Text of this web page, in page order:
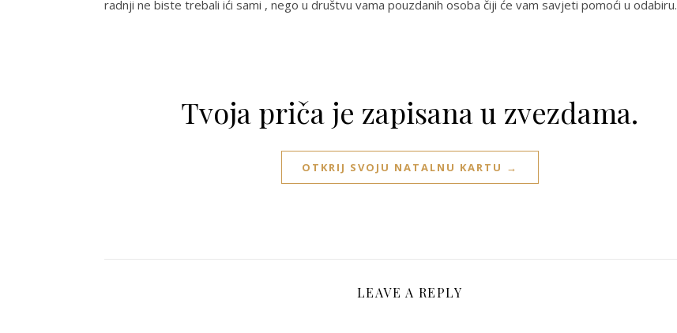
radnji ne biste trebali ići sami , nego u društvu vama pouzdanih osoba čiji će vam savjeti pomoći u odabiru.
Tvoja priča je zapisana u zvezdama.
OTKRIJ SVOJU NATALNU KARTU →
LEAVE A REPLY